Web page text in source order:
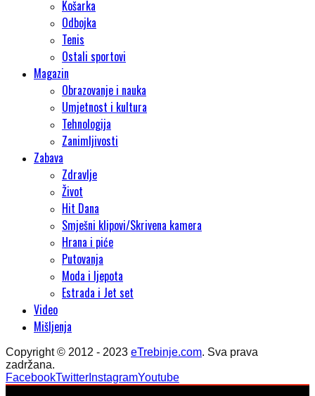
Košarka
Odbojka
Tenis
Ostali sportovi
Magazin
Obrazovanje i nauka
Umjetnost i kultura
Tehnologija
Zanimljivosti
Zabava
Zdravlje
Život
Hit Dana
Smješni klipovi/Skrivena kamera
Hrana i piće
Putovanja
Moda i ljepota
Estrada i Jet set
Video
Mišljenja
Copyright © 2012 - 2023 eTrebinje.com. Sva prava
zadržana.
FacebookTwitter InstagramYoutube